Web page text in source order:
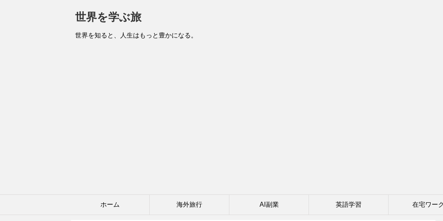
世界を学ぶ旅
世界を知ると、人生はもっと豊かになる。
ホーム 海外旅行 AI副業 英語学習 在宅ワー